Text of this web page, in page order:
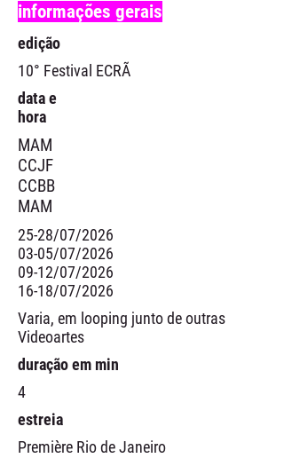
informações gerais
edição
10° Festival ECRÃ
data e
hora
MAM
CCJF
CCBB
MAM
25-28/07/2026
03-05/07/2026
09-12/07/2026
16-18/07/2026
Varia, em looping junto de outras
Videoartes
duração em min
4
estreia
Première Rio de Janeiro